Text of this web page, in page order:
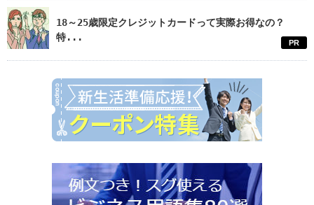
18～25歳限定クレジットカードって実際お得なの？
特...
PR